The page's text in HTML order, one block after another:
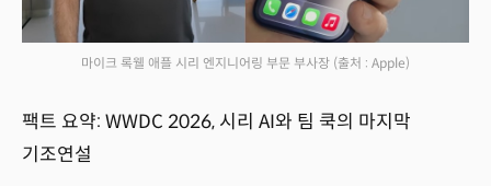
마이크 록웰 애플 시리 엔지니어링 부문 부사장 (출처 : Apple)
팩트 요약: WWDC 2026, 시리 AI와 팀 쿡의 마지막
기조연설